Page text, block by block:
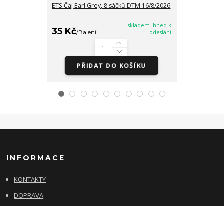
ETS Čaj Earl Grey, 8 sáčků DTM 16/8/2026
35 Kč/Balení
skladem ihned k
odeslání
PŘIDAT DO KOŠÍKU
INFORMACE
KONTAKTY
DOPRAVA